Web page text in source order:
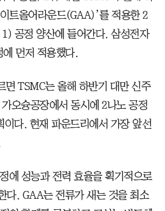
트올어라운드(GAA)’를 적용한 2
공정 양산에 들어간다. 삼성전자
먼저 적용했다.
면 TSMC는 올해 하반기 대만 신주
오슝공장에서 동시에 2나노 공정
이다. 현재 파운드리에서 가장 앞선
에 성능과 전력 효율을 획기적으로
다. GAA는 전류가 새는 것을 최소